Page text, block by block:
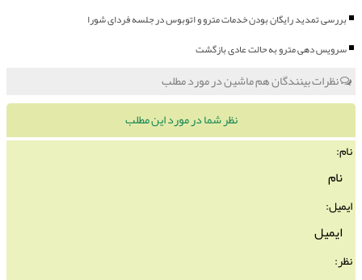
بررسی تمدید رایگان بودن خدمات مترو و اتوبوس در جلسه فردای شورا
سرویس دهی مترو به حالت عادی بازگشت
نظرات بینندگان هم ماشین در مورد مطلب
نظر شما در مورد این مطلب
نام:
ایمیل:
نظر: